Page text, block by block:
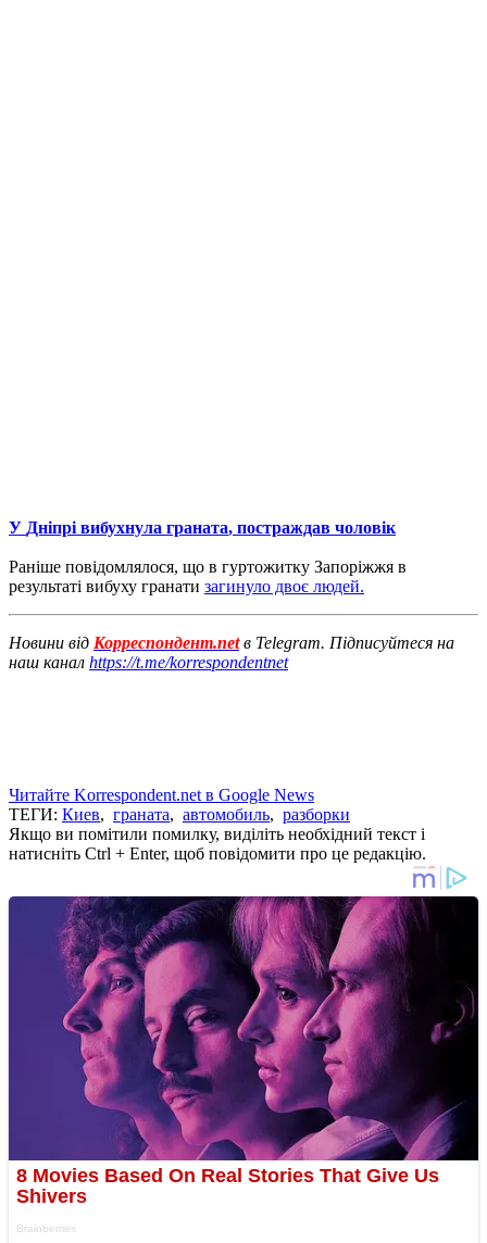
У Дніпрі вибухнула граната, постраждав чоловік
Раніше повідомлялося, що в гуртожитку Запоріжжя в
результаті вибуху гранати загинуло двоє людей.
Новини від Корреспондент.net в Telegram. Підписуйтеся на
наш канал https://t.me/korrespondentnet
Читайте Korrespondent.net в Google News
ТЕГИ: Киев, граната, автомобиль, разборки
Якщо ви помітили помилку, виділіть необхідний текст і
натисніть Ctrl + Enter, щоб повідомити про це редакцію.